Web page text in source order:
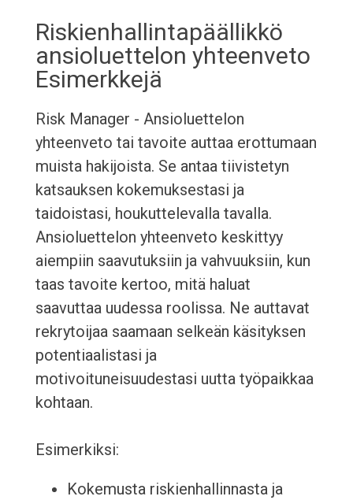
Riskienhallintapäällikkö
ansioluettelon yhteenveto
Esimerkkejä
Risk Manager - Ansioluettelon
yhteenveto tai tavoite auttaa erottumaan
muista hakijoista. Se antaa tiivistetyn
katsauksen kokemuksestasi ja
taidoistasi, houkuttelevalla tavalla.
Ansioluettelon yhteenveto keskittyy
aiempiin saavutuksiin ja vahvuuksiin, kun
taas tavoite kertoo, mitä haluat
saavuttaa uudessa roolissa. Ne auttavat
rekrytoijaa saamaan selkeän käsityksen
potentiaalistasi ja
motivoituneisuudestasi uutta työpaikkaa
kohtaan.
Esimerkiksi:
Kokemusta riskienhallinnasta ja